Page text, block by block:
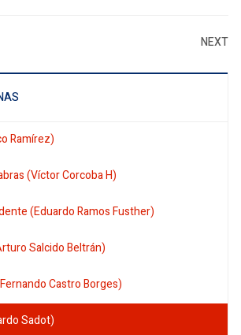
NEXT
Ramírez)
(Víctor Corcoba H)
(Eduardo Ramos Fusther)
Salcido Beltrán)
Castro Borges)
Sadot)